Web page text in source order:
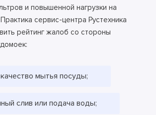
и повышенной нагрузки на
сервис-центра Рустехника
рейтинг жалоб со стороны
мытья посуды;
слив или подача воды;